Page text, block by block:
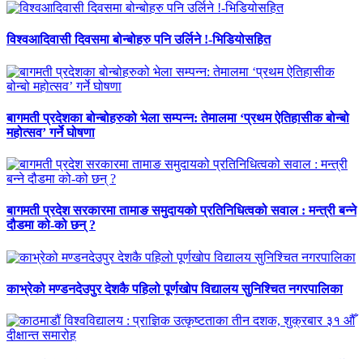
विश्वआदिवासी दिवसमा बोन्बोहरु पनि उर्लिने !-भिडियोसहित
बागमती प्रदेशका बोन्बोहरुको भेला सम्पन्न: तेमालमा ‘प्रथम ऐतिहासीक बोन्बो
महोत्सव’ गर्ने घोषणा
बागमती प्रदेश सरकारमा तामाङ समुदायको प्रतिनिधित्वको सवाल : मन्त्री बन्ने
दौडमा को‐को छन् ?
काभ्रेको मण्डनदेउपुर देशकै पहिलो पूर्णखोप विद्यालय सुनिश्चित नगरपालिका